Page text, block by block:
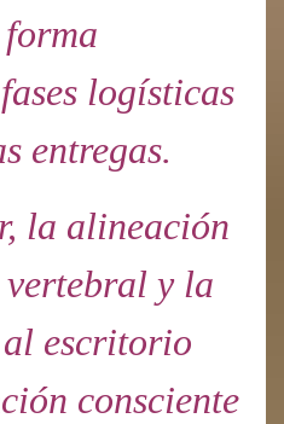
logísticas
entregas.
la alineación
y la
escritorio
consciente